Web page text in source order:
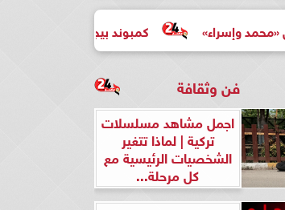
كمبوند بيجونيا: اختيارك الأرقى لحياة أكثر
فن وثقافة
اجمل مشاهد مسلسلات
تركية | لماذا تتغير
الشخصيات الرئيسية مع
كل مرحلة...